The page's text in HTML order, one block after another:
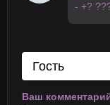
- +?
Ваш